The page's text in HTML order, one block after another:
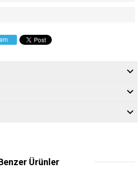
Ürünler